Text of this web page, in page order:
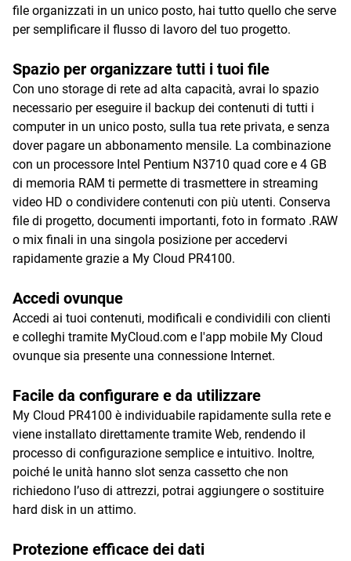
file organizzati in un unico posto, hai tutto quello che serve
per semplificare il flusso di lavoro del tuo progetto.
Spazio per organizzare tutti i tuoi file
Con uno storage di rete ad alta capacità, avrai lo spazio
necessario per eseguire il backup dei contenuti di tutti i
computer in un unico posto, sulla tua rete privata, e senza
dover pagare un abbonamento mensile. La combinazione
con un processore Intel Pentium N3710 quad core e 4 GB
di memoria RAM ti permette di trasmettere in streaming
video HD o condividere contenuti con più utenti. Conserva
file di progetto, documenti importanti, foto in formato .RAW
o mix finali in una singola posizione per accedervi
rapidamente grazie a My Cloud PR4100.
Accedi ovunque
Accedi ai tuoi contenuti, modificali e condividili con clienti
e colleghi tramite MyCloud.com e l'app mobile My Cloud
ovunque sia presente una connessione Internet.
Facile da configurare e da utilizzare
My Cloud PR4100 è individuabile rapidamente sulla rete e
viene installato direttamente tramite Web, rendendo il
processo di configurazione semplice e intuitivo. Inoltre,
poiché le unità hanno slot senza cassetto che non
richiedono l’uso di attrezzi, potrai aggiungere o sostituire
hard disk in un attimo.
Protezione efficace dei dati